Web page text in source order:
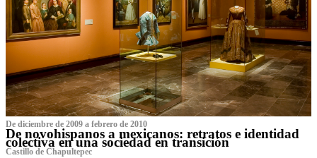
De diciembre de 2009 a febrero de 2010
De novohispanos a mexicanos: retratos e identidad
colectiva en una sociedad en transición
Castillo de Chapultepec